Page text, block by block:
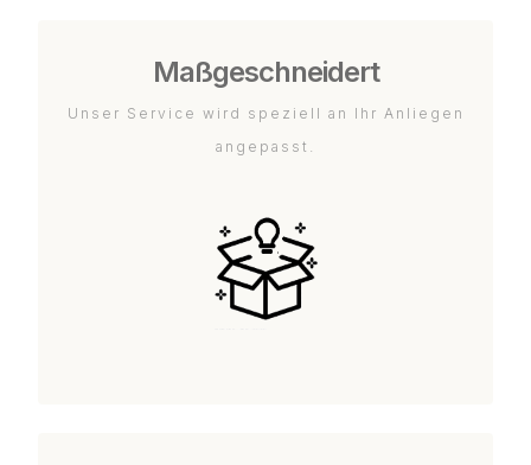
Maßgeschneidert
Unser Service wird speziell an Ihr Anliegen
angepasst.